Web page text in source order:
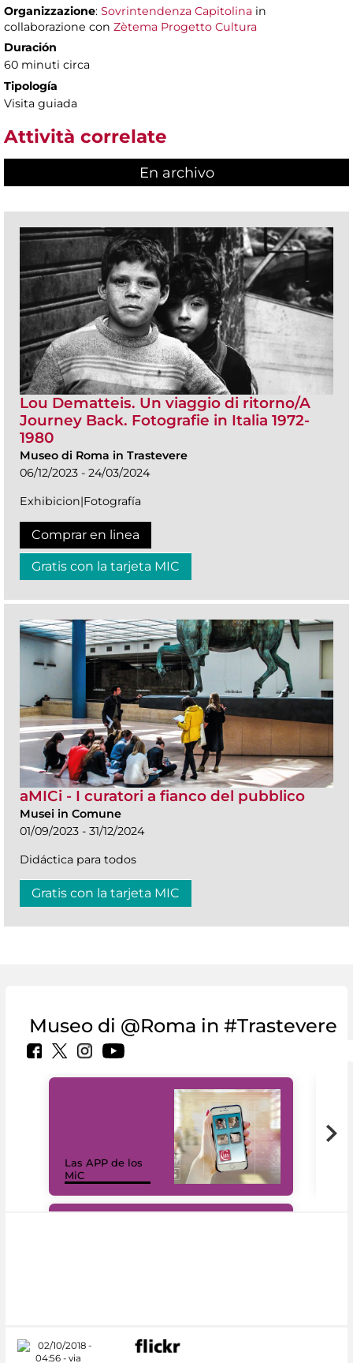
Organizzazione: Sovrintendenza Capitolina in
collaborazione con Zètema Progetto Cultura
Duración
60 minuti circa
Tipología
Visita guiada
Attività correlate
En archivo
Lou Dematteis. Un viaggio di ritorno/A
Journey Back. Fotografie in Italia 1972-
1980
Museo di Roma in Trastevere
06/12/2023 - 24/03/2024
Exhibicion|Fotografía
Comprar en linea
Gratis con la tarjeta MIC
aMICi - I curatori a fianco del pubblico
Musei in Comune
01/09/2023 - 31/12/2024
Didáctica para todos
Gratis con la tarjeta MIC
Museo di @Roma in #Trastevere
Las APP de los
MiC